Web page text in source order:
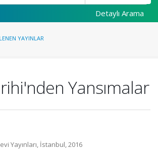
Detaylı Arama
YAYINLAR
Yansımalar
Yayınları, İstanbul, 2016